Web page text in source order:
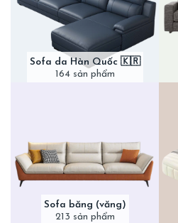
Sofa da Hàn Quốc 🇰🇷
164 sản phẩm
Sofa băng (văng)
213 sản phẩm